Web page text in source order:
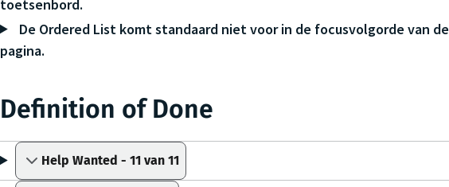
toetsenbord.
De Ordered List komt standaard niet voor in de focusvolgorde van de
pagina.
Definition of Done
Help Wanted - 11 van 11